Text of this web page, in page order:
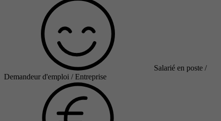
Salarié en poste /
Demandeur d'emploi / Entreprise